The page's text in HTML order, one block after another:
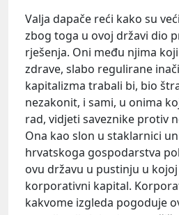
Valja dapače reći kako su
zbog toga u ovoj državi dio
rješenja. Oni među njima
zdrave, slabo regulirane
kapitalizma trabali bi, bio
nezakonit, i sami, u onima
rad, vidjeti saveznike protiv
Ona kao slon u staklarnici
hrvatskoga gospodarstva
ovu državu u pustinju u
korporativni kapital.
kakvome izgleda pogoduje